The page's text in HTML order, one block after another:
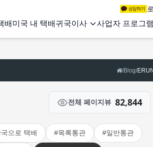
배 미국 내 택배 귀국이사 사업자 프로그램
/Blog/
전체 페이지뷰 82,844
으로 택배 #목록통관 #일반통관